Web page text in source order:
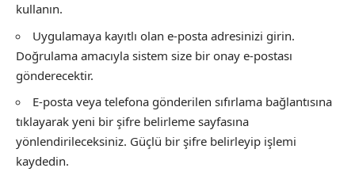
kullanın.
Uygulamaya kayıtlı olan e-posta adresinizi girin.
Doğrulama amacıyla sistem size bir onay e-postası
gönderecektir.
E-posta veya telefona gönderilen sıfırlama bağlantısına
tıklayarak yeni bir şifre belirleme sayfasına
yönlendirileceksiniz. Güçlü bir şifre belirleyip işlemi
kaydedin.